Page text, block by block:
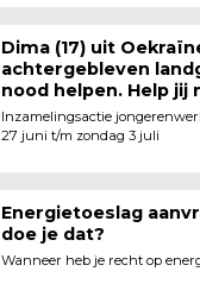
Dima (17) uit
achtergebleven
nood helpen. Help jij
Inzamelingsactie
27 juni t/m zondag 3 juli
Energietoeslag
doe je dat?
Wanneer heb je recht op